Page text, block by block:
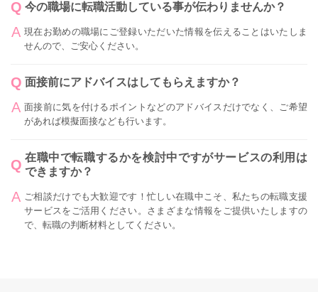
今の職場に転職活動している事が伝わりませんか？
現在お勤めの職場にご登録いただいた情報を伝えることはいたしま
せんので、ご安心ください。
面接前にアドバイスはしてもらえますか？
面接前に気を付けるポイントなどのアドバイスだけでなく、ご希望
があれば模擬面接なども行います。
在職中で転職するかを検討中ですがサービスの利用は
できますか？
ご相談だけでも大歓迎です！忙しい在職中こそ、私たちの転職支援
サービスをご活用ください。さまざまな情報をご提供いたしますの
で、転職の判断材料としてください。